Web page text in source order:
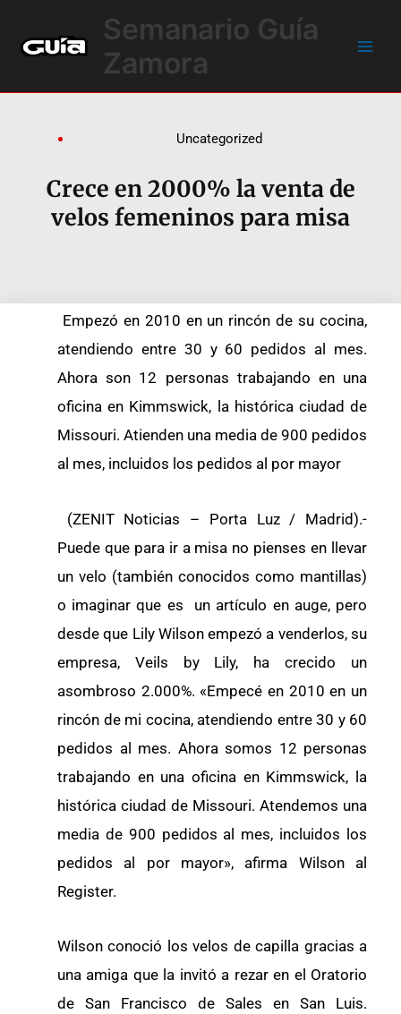
contenido
Semanario Guía
Zamora
Uncategorized
Crece en 2000% la venta de
velos femeninos para misa
Empezó en 2010 en un rincón de su cocina,
atendiendo entre 30 y 60 pedidos al mes.
Ahora son 12 personas trabajando en una
oficina en Kimmswick, la histórica ciudad de
Missouri. Atienden una media de 900 pedidos
al mes, incluidos los pedidos al por mayor
(ZENIT Noticias – Porta Luz / Madrid).-
Puede que para ir a misa no pienses en llevar
un velo (también conocidos como mantillas)
o imaginar que es un artículo en auge, pero
desde que Lily Wilson empezó a venderlos, su
empresa, Veils by Lily, ha crecido un
asombroso 2.000%. «Empecé en 2010 en un
rincón de mi cocina, atendiendo entre 30 y 60
pedidos al mes. Ahora somos 12 personas
trabajando en una oficina en Kimmswick, la
histórica ciudad de Missouri. Atendemos una
media de 900 pedidos al mes, incluidos los
pedidos al por mayor», afirma Wilson al
Register.
Wilson conoció los velos de capilla gracias a
una amiga que la invitó a rezar en el Oratorio
de San Francisco de Sales en San Luis.